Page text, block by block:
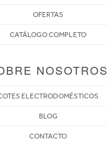
OFERTAS
CATÁLOGO COMPLETO
NOSOTROS
ELECTRODOMÉSTICOS
BLOG
CONTACTO